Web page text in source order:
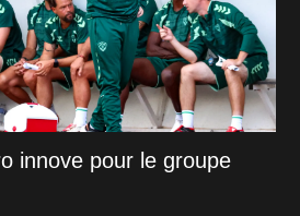
innove pour le groupe